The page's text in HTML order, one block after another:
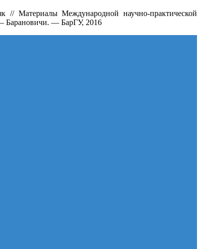
Материалы Международной научно-практической
Барановичи. — БарГУ, 2016